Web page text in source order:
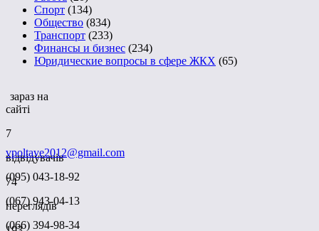
Спорт (134)
Общество (834)
Транспорт (233)
Финансы и бизнес (234)
Юридические вопросы в сфере ЖКХ (65)
зараз на
сайті
7
відвідувачів
74
переглядів
vpoltave2012@gmail.com
(095) 043-18-92
(067) 943-04-13
(066) 394-98-34